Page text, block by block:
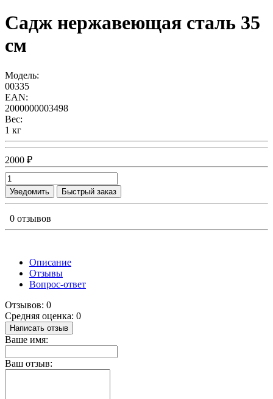
Садж нержавеющая сталь 35
см
Модель:
00335
EAN:
2000000003498
Вес:
1 кг
2000 ₽
Уведомить Быстрый заказ
0 отзывов
Описание
Отзывы
Вопрос-ответ
Отзывов: 0
Средняя оценка: 0
Написать отзыв
Ваше имя:
Ваш отзыв: